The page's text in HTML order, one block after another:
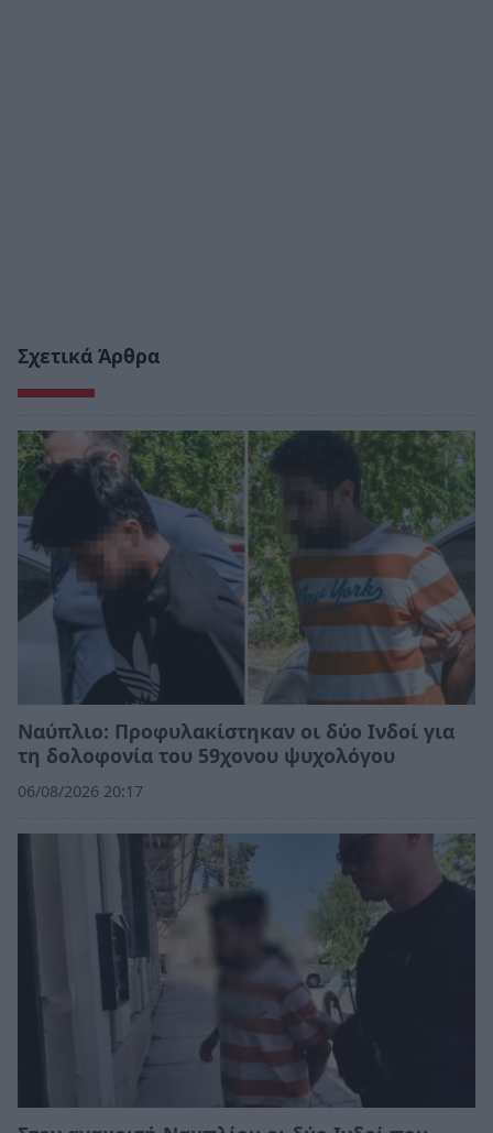
Σχετικά Άρθρα
Ναύπλιο: Προφυλακίστηκαν οι δύο Ινδοί για
τη δολοφονία του 59χονου ψυχολόγου
06/08/2026 20:17